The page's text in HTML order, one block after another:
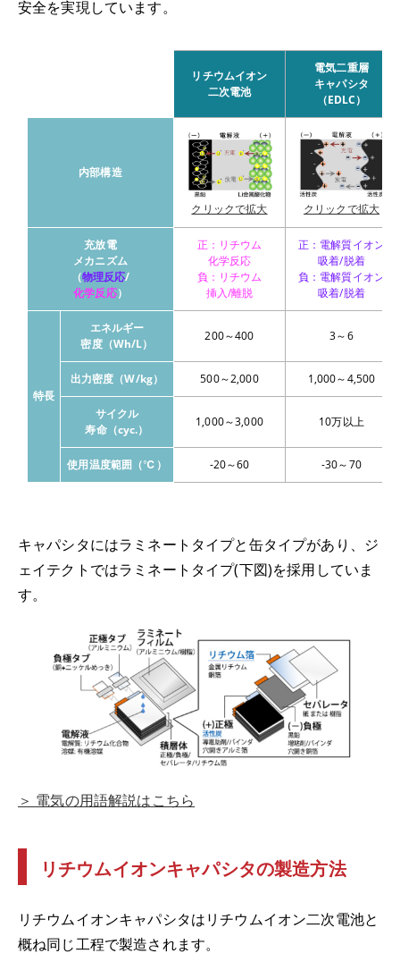
安全を実現しています。
リチウムイオン
二次電池
電気二重層
キャパシタ
（EDLC）
内部構造
クリックで拡大 クリックで拡大
充放電
メカニズム
（物理反応/
化学反応）
正：リチウム
化学反応
負：リチウム
挿⼊/離脱
正：電解質イオン
吸着/脱着
負：電解質イオン
吸着/脱着
特長
エネルギー
密度（Wh/L）
200～400 3～6
出力密度（W/kg） 500～2,000 1,000～4,500
サイクル
寿命（cyc.）
1,000～3,000 10万以上
使用温度範囲（℃） -20～60 -30～70
キャパシタにはラミネートタイプと缶タイプがあり、ジ
ェイテクトではラミネートタイプ(下図)を採用していま
す。
＞ 電気の用語解説はこちら
リチウムイオンキャパシタの製造方法
リチウムイオンキャパシタはリチウムイオン二次電池と
概ね同じ工程で製造されます。